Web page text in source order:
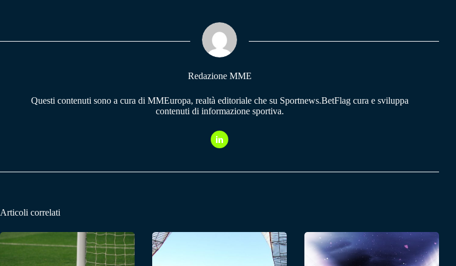
pp m
Redazione MME
Questi contenuti sono a cura di MMEuropa, realtà editoriale che su Sportnews.BetFlag cura e sviluppa
contenuti di informazione sportiva.
Articoli correlati